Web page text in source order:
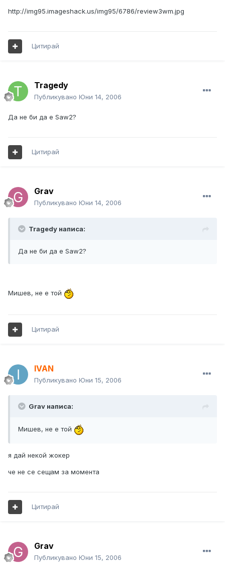
http://img95.imageshack.us/img95/6786/review3wm.jpg
Цитирай
Tragedy
Публикувано Юни 14, 2006
Да не би да е Saw2?
Цитирай
Grav
Публикувано Юни 14, 2006
Tragedy написа:
Да не би да е Saw2?
Мишев, не е той
Цитирай
IVAN
Публикувано Юни 15, 2006
Grav написа:
Мишев, не е той
я дай некой жокер
че не се сещам за момента
Цитирай
Grav
Публикувано Юни 15, 2006